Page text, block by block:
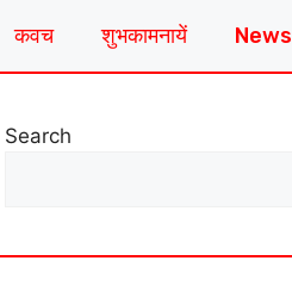
कवच शुभकामनायें News
Search